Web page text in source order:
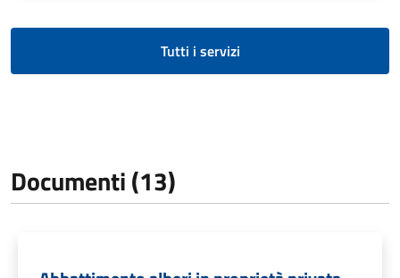
Tutti i servizi
Documenti (13)